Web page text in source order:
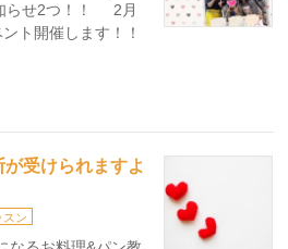
らせ2つ！！ 2月
ト開催します！！
受けられますよ
スン